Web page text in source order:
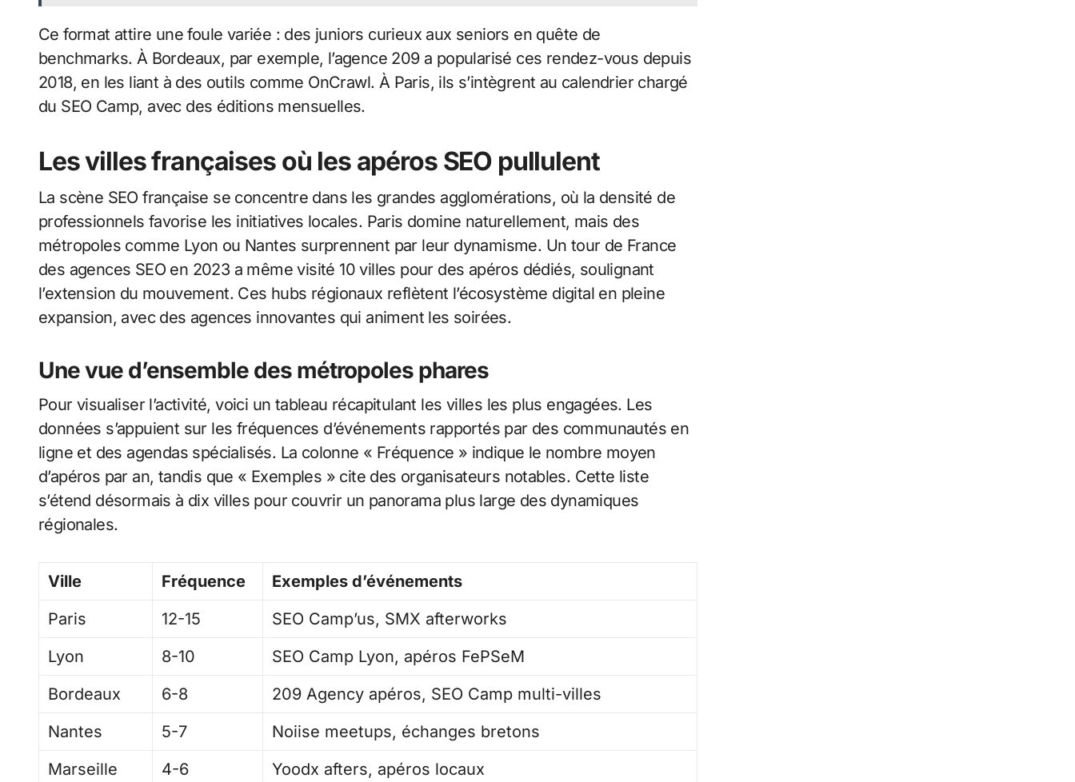
Ce format attire une foule variée : des juniors curieux aux seniors en quête de
benchmarks. À Bordeaux, par exemple, l’agence 209 a popularisé ces rendez-vous depuis
2018, en les liant à des outils comme OnCrawl. À Paris, ils s’intègrent au calendrier chargé
du SEO Camp, avec des éditions mensuelles.
Les villes françaises où les apéros SEO pullulent
La scène SEO française se concentre dans les grandes agglomérations, où la densité de
professionnels favorise les initiatives locales. Paris domine naturellement, mais des
métropoles comme Lyon ou Nantes surprennent par leur dynamisme. Un tour de France
des agences SEO en 2023 a même visité 10 villes pour des apéros dédiés, soulignant
l’extension du mouvement. Ces hubs régionaux reflètent l’écosystème digital en pleine
expansion, avec des agences innovantes qui animent les soirées.
Une vue d’ensemble des métropoles phares
Pour visualiser l’activité, voici un tableau récapitulant les villes les plus engagées. Les
données s’appuient sur les fréquences d’événements rapportés par des communautés en
ligne et des agendas spécialisés. La colonne « Fréquence » indique le nombre moyen
d’apéros par an, tandis que « Exemples » cite des organisateurs notables. Cette liste
s’étend désormais à dix villes pour couvrir un panorama plus large des dynamiques
régionales.
Ville Fréquence
Exemples d’événements
Paris
12-15
SEO Camp’us, SMX afterworks
Lyon
8-10
SEO Camp Lyon, apéros FePSeM
Bordeaux
6-8
209 Agency apéros, SEO Camp multi-villes
Nantes
5-7
Noiise meetups, échanges bretons
Marseille
4-6 Yoodx afters, apéros locaux